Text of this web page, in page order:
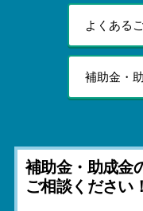
よくある
補助金・
補助金・助成金
ご相談ください！